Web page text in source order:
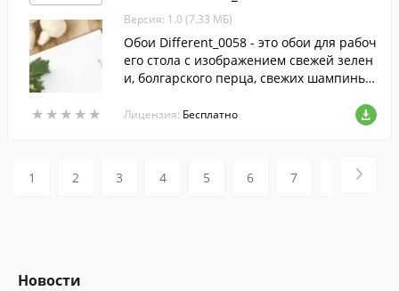
★ ★ ★ ★ ★
★ ★ ★ ★ ★
Версия: 1.0 (7.33 МБ)
Обои Different_0058 - это обои для рабоч
его стола с изображением свежей зелен
и, болгарского перца, свежих шампиньо
имо, повар решил создать оригинальны
й рецепт блюда и тут же его записать, ч
Лицензия: Бесплатно
1 2 3 4 5 6 7
Новости